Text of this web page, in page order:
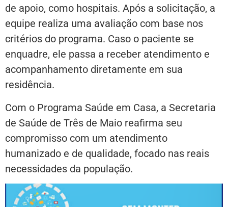
de apoio, como hospitais. Após a solicitação, a
equipe realiza uma avaliação com base nos
critérios do programa. Caso o paciente se
enquadre, ele passa a receber atendimento e
acompanhamento diretamente em sua
residência.
Com o Programa Saúde em Casa, a Secretaria
de Saúde de Três de Maio reafirma seu
compromisso com um atendimento
humanizado e de qualidade, focado nas reais
necessidades da população.